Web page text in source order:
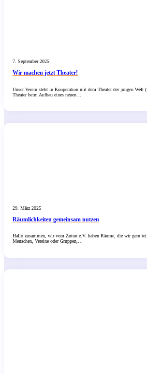
7. September 2025
Wir machen jetzt Theater!
Unser Verein steht in Kooperation mit dem Theater der jungen Welt
Theater beim Aufbau eines neuen…
29. März 2025
Räumlichkeiten gemeinsam nutzen
Hallo zusammen, wir vom Zutun e.V. haben Räume, die wir gern
Menschen, Vereine oder Gruppen,…